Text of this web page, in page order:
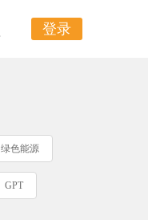
登录
绿色能源
GPT